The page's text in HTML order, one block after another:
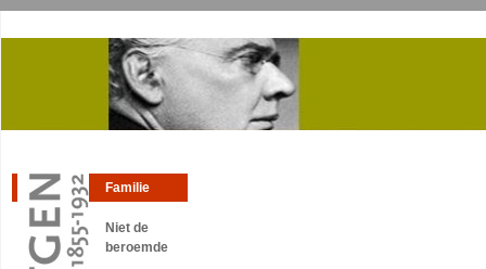
Familie
Niet de
beroemde